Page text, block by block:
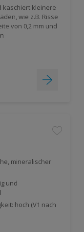
kaschiert kleinere
wie z.B. Risse
von 0,2 mm und
mineralischer
und
hoch (V1 nach